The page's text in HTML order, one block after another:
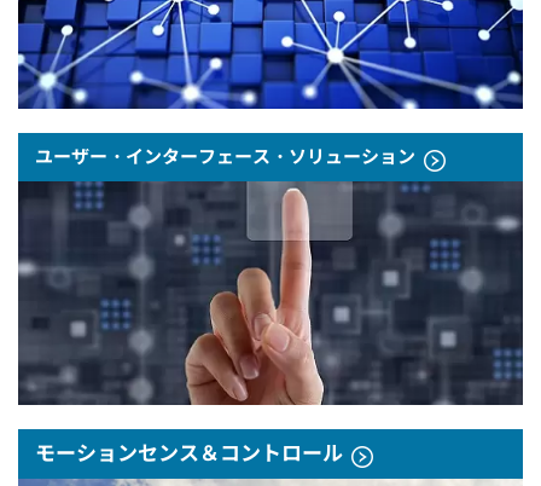
ユーザー・インターフェース・ソリューション
モーションセンス＆コントロール